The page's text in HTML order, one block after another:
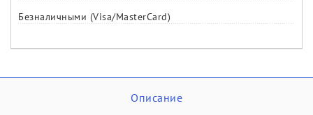
Безналичными (Visa/MasterCard)
Описание